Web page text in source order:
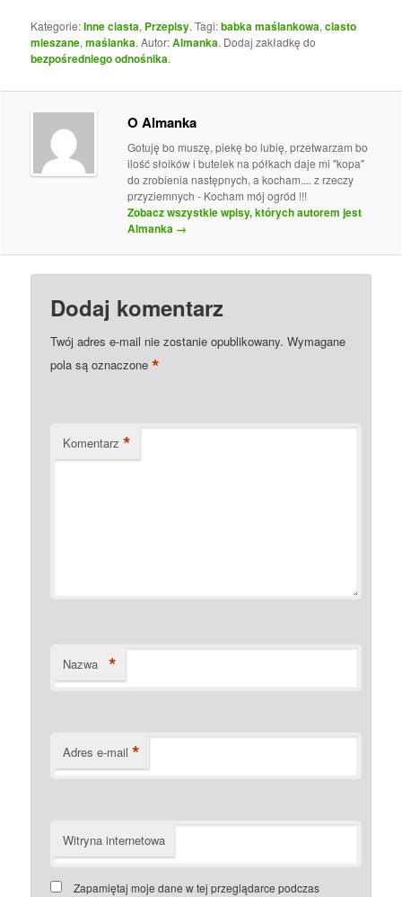
Kategorie:Inne ciasta, Przepisy. Tagi:babka maślankowa,ciasto
mieszane,maślanka. Autor:Almanka. Dodaj zakładkę do
bezpośredniego odnośnika.
O Almanka
Gotuję bo muszę, piekę bo lubię, przetwarzam bo
ilość słoików i butelek na półkach daje mi "kopa"
do zrobienia następnych, a kocham.... z rzeczy
przyziemnych - Kocham mój ogród !!!
Zobacz wszystkie wpisy, których autorem jest
Almanka →
Dodaj komentarz
Twój adres e-mail nie zostanie opublikowany. Wymagane
pola są oznaczone*
Komentarz *
Nazwa *
Adres e-mail *
Witryna internetowa
Zapamiętaj moje dane w tej przeglądarce podczas